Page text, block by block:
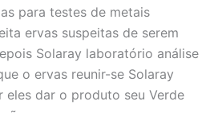
para testes de metais
ervas suspeitas de serem
Solaray laboratório análise
o ervas reunir-se Solaray
eles dar o produto seu Verde